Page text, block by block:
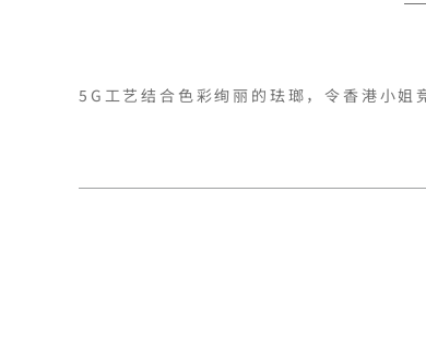
5G工艺结合色彩绚丽的珐瑯，令香港小姐